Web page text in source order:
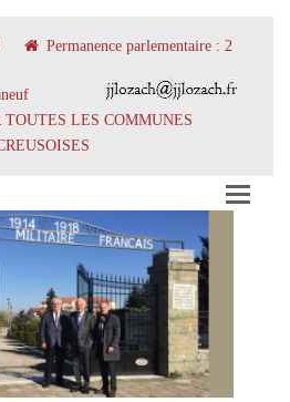
Permanence parlementaire : 2
TOUTES LES COMMUNES